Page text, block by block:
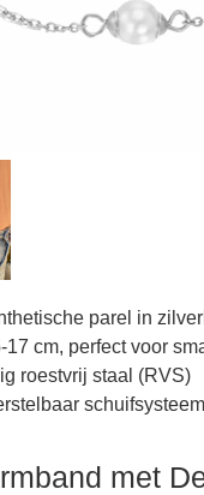
parel in
cm, perfect voor
roestvrij staal (RVS)
schuifsysteem
met